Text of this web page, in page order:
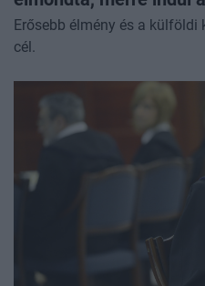
Erősebb élmény és a külföldi
cél.